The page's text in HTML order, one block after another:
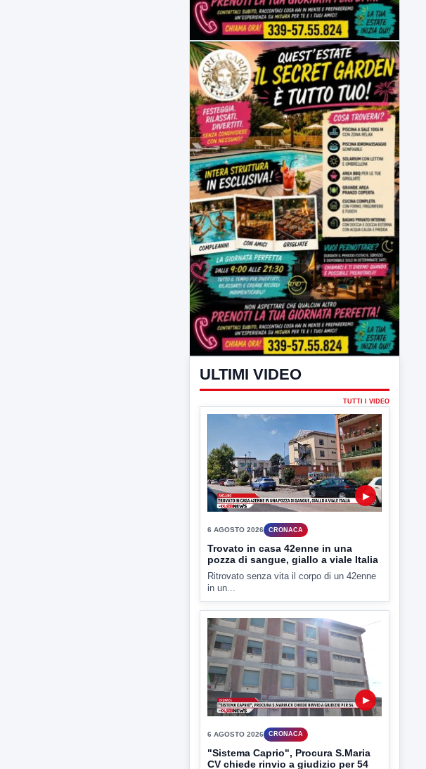
ULTIMI VIDEO
TUTTI I VIDEO
▶
6 AGOSTO 2026 CRONACA
Trovato in casa 42enne in una
pozza di sangue, giallo a viale Italia
Ritrovato senza vita il corpo di un 42enne
in un...
▶
CRONACA
"Sistema Caprio", Procura S.Maria
CV chiede rinvio a giudizio per 54
La Procura della Repubblica di Santa
Capua Vetere chiude le...
▶
ATTUALITÀ
Miasmi, Comitati dal Prefetto: non
lasciateci soli